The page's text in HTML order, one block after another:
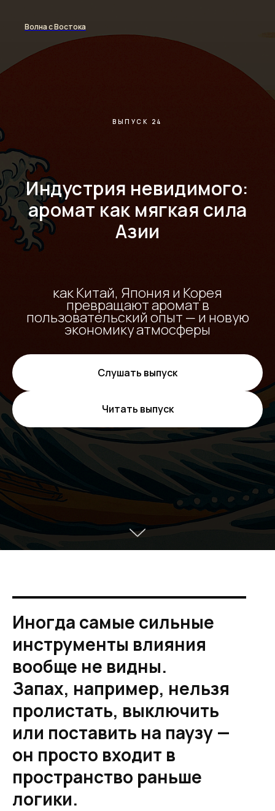
Волна с Востока
ВЫПУСК 24
Индустрия невидимого:
аромат как мягкая сила
Азии
как Китай, Япония и Корея
превращают аромат в
пользовательский опыт — и новую
экономику атмосферы
Слушать выпуск
Читать выпуск
Иногда самые сильные
инструменты влияния
вообще не видны.
Запах, например, нельзя
пролистать, выключить
или поставить на паузу —
он просто входит в
пространство раньше
логики.